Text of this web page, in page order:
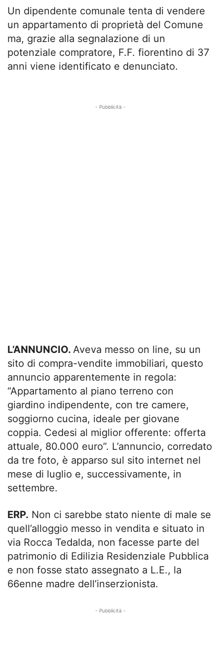
Un dipendente comunale tenta di vendere
un appartamento di proprietà del Comune
ma, grazie alla segnalazione di un
potenziale compratore, F.F. fiorentino di 37
anni viene identificato e denunciato.
- Pubblicità -
L’ANNUNCIO. Aveva messo on line, su un
sito di compra-vendite immobiliari, questo
annuncio apparentemente in regola:
“Appartamento al piano terreno con
giardino indipendente, con tre camere,
soggiorno cucina, ideale per giovane
coppia. Cedesi al miglior offerente: offerta
attuale, 80.000 euro”. L’annuncio, corredato
da tre foto, è apparso sul sito internet nel
mese di luglio e, successivamente, in
settembre.
ERP. Non ci sarebbe stato niente di male se
quell’alloggio messo in vendita e situato in
via Rocca Tedalda, non facesse parte del
patrimonio di Edilizia Residenziale Pubblica
e non fosse stato assegnato a L.E., la
66enne madre dell’inserzionista.
- Pubblicità -